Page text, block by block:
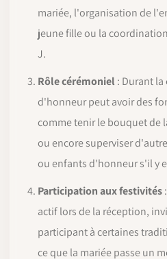
mariée, l'organisation de
jeune fille ou la
J.
Rôle cérémoniel : Durant
d'honneur peut avoir des
comme tenir le bouquet de
ou encore superviser
ou enfants d'honneur s'il y
Participation aux festivités
actif lors de la réception,
participant à certaines
ce que la mariée passe un